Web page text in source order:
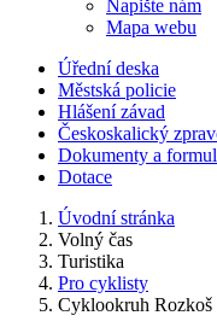
Napište nám
Mapa webu
Úřední deska
Městská policie
Hlášení závad
Českoskalický
Dokumenty a
Dotace
Úvodní stránka
Volný čas
Turistika
Pro cyklisty
Cyklookruh Rozkoš